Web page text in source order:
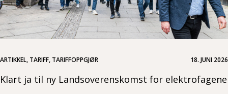
ARTIKKEL, TARIFF, TARIFFOPPGJØR 18. JUNI 2026
Klart ja til ny Landsoverenskomst for elektrofagene